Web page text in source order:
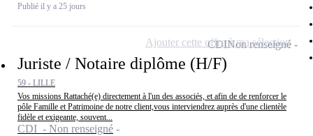
Publié il y a 25 jours
Juriste / Notaire diplôme (H/F)
59 - LILLE
Vos missions Rattaché(e) directement à l'un des associés, et afin de de renforcer le
pôle Famille et Patrimoine de notre client,vous interviendrez auprès d'une clientèle
fidèle et exigeante, souvent...
CDI - Non renseigné
CDINon renseigné
Ajouter cette offre à ma sélection